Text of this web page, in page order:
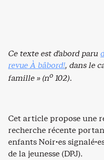
Ce texte est d’abord paru
revue À bâbord!, dans le
famille » (no 102).
Cet article propose une
recherche récente
enfants Noir·es
de la jeunesse (DPJ).